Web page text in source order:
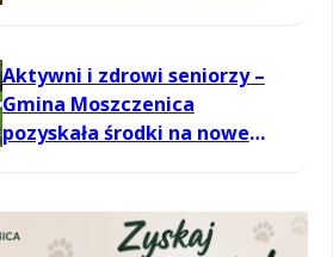
Aktywni i zdrowi seniorzy –
Gmina Moszczenica
pozyskała środki na nowe